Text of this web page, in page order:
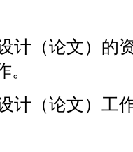
计（论文）的
计（论文）工